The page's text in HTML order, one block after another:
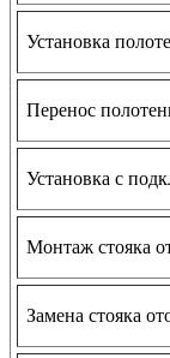
Установка
Перенос
Установка с
Монтаж стояка
Замена стояка